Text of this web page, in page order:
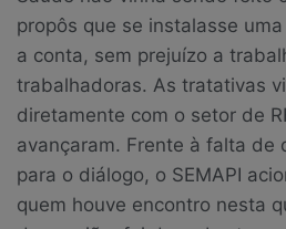
propôs que se instalasse
a conta, sem prejuízo a
trabalhadoras. As tratativas
diretamente com o setor de
avançaram. Frente à falta de
para o diálogo, o SEMAPI
quem houve encontro nesta